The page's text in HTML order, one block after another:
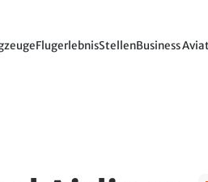
FlugerlebnisStellenBusiness